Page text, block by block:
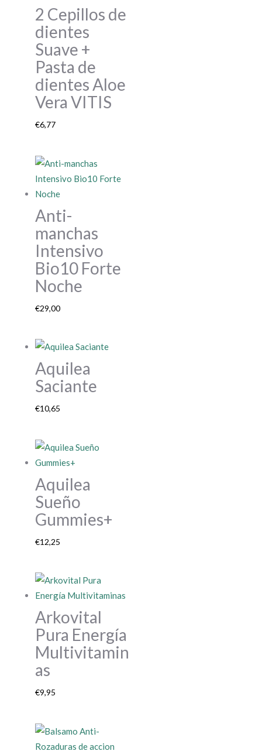
2 Cepillos de
dientes
Suave +
Pasta de
dientes Aloe
Vera VITIS
€6,77
Anti-
manchas
Intensivo
Bio10 Forte
Noche
€29,00
Aquilea
Saciante
€10,65
Aquilea
Sueño
Gummies+
€12,25
Arkovital
Pura Energía
Multivitamin
as
€9,95